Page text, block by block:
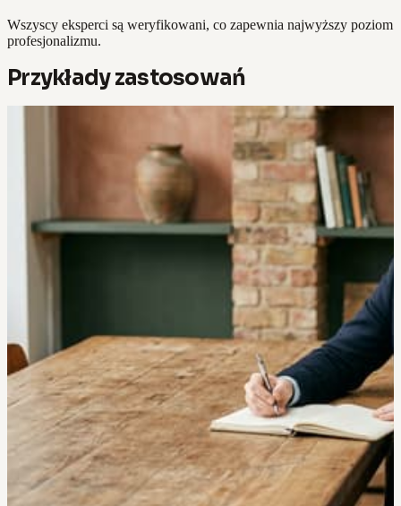
Wszyscy eksperci są weryfikowani, co zapewnia najwyższy poziom
profesjonalizmu.
Przykłady zastosowań